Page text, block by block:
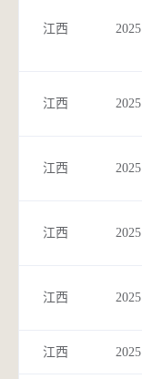
江西 2025
江西 2025
江西 2025
江西 2025
江西 2025
江西 2025